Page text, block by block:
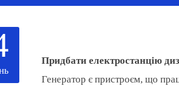
Придбати електростанцію
Генератор є пристроєм, що